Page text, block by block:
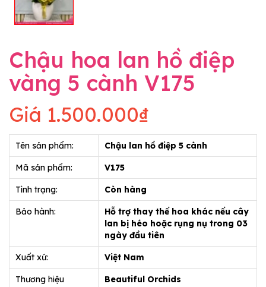
Chậu hoa lan hồ điệp
vàng 5 cành V175
Giá 1.500.000₫
Tên sản phẩm: Chậu lan hồ điệp 5 cành
Mã sản phẩm: V175
Tình trạng: Còn hàng
Bảo hành:
Hỗ trợ thay thế hoa khác nếu cây
lan bị héo hoặc rụng nụ trong 03
ngày đầu tiên
Xuất xứ: Việt Nam
Thương hiệu Beautiful Orchids